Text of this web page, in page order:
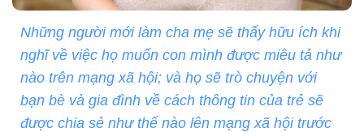
Những người mới làm cha mẹ sẽ thấy hữu ích khi
nghĩ về việc họ muốn con mình được miêu tả như
nào trên mạng xã hội; và họ sẽ trò chuyện với
bạn bè và gia đình về cách thông tin của trẻ sẽ
được chia sẻ như thế nào lên mạng xã hội trước